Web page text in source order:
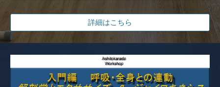
詳細はこちら